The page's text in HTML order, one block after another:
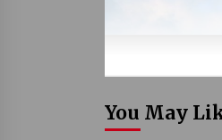
You May